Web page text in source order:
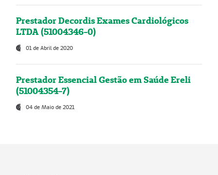
Prestador Decordis Exames Cardiológicos
LTDA (51004346-0)
01 de Abril de 2020
Prestador Essencial Gestão em Saúde Ereli
(51004354-7)
04 de Maio de 2021